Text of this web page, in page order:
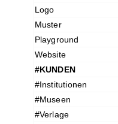
Logo
Muster
Playground
Website
#KUNDEN
#Institutionen
#Museen
#Verlage